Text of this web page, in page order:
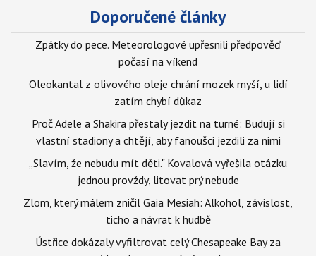
Doporučené články
Zpátky do pece. Meteorologové upřesnili předpověď
počasí na víkend
Oleokantal z olivového oleje chrání mozek myší, u lidí
zatím chybí důkaz
Proč Adele a Shakira přestaly jezdit na turné: Budují si
vlastní stadiony a chtějí, aby fanoušci jezdili za nimi
„Slavím, že nebudu mít děti." Kovalová vyřešila otázku
jednou provždy, litovat prý nebude
Zlom, který málem zničil Gaia Mesiah: Alkohol, závislost,
ticho a návrat k hudbě
Ústřice dokázaly vyfiltrovat celý Chesapeake Bay za